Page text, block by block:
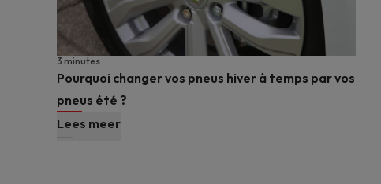
Pourquoi changer vos pneus hiver à temps par vos
pneus été ?
3 minutes
Lees meer